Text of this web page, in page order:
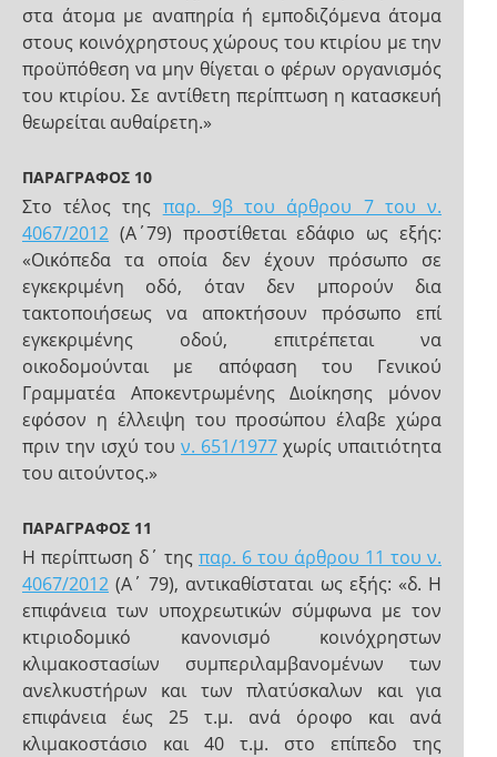
στα άτομα με αναπηρία ή εμποδιζόμενα άτομα
στους κοινόχρηστους χώρους του κτιρίου με την
προϋπόθεση να μην θίγεται ο φέρων οργανισμός
του κτιρίου. Σε αντίθετη περίπτωση η κατασκευή
θεωρείται αυθαίρετη.»
ΠΑΡΑΓΡΑΦΟΣ 10
Στο τέλος της παρ. 9β του άρθρου 7 του ν.
4067/2012 (Α΄79) προστίθεται εδάφιο ως εξής:
«Οικόπεδα τα οποία δεν έχουν πρόσωπο σε
εγκεκριμένη οδό, όταν δεν μπορούν δια
τακτοποιήσεως να αποκτήσουν πρόσωπο επί
εγκεκριμένης οδού, επιτρέπεται να
οικοδομούνται με απόφαση του Γενικού
Γραμματέα Αποκεντρωμένης Διοίκησης μόνον
εφόσον η έλλειψη του προσώπου έλαβε χώρα
πριν την ισχύ του ν. 651/1977 χωρίς υπαιτιότητα
του αιτούντος.»
ΠΑΡΑΓΡΑΦΟΣ 11
Η περίπτωση δ΄ της παρ. 6 του άρθρου 11 του ν.
4067/2012 (Α΄ 79), αντικαθίσταται ως εξής: «δ. Η
επιφάνεια των υποχρεωτικών σύμφωνα με τον
κτιριοδομικό κανονισμό κοινόχρηστων
κλιμακοστασίων συμπεριλαμβανομένων των
ανελκυστήρων και των πλατύσκαλων και για
επιφάνεια έως 25 τ.μ. ανά όροφο και ανά
κλιμακοστάσιο και 40 τ.μ. στο επίπεδο της